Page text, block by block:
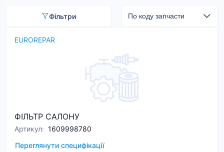
Фільтри
EUROREPAR
ФІЛЬТР САЛОНУ
Артикул: 1609998780
Переглянути специфікації